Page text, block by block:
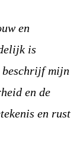
en
is
beschrijf mijn
en de
en rust